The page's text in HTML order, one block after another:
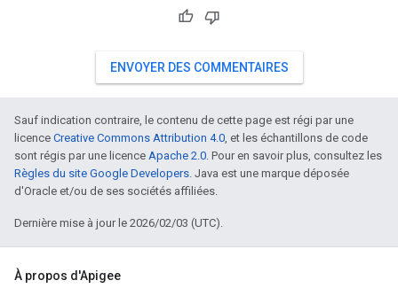
ENVOYER DES COMMENTAIRES
Sauf indication contraire, le contenu de cette page est régi par une
licence Creative Commons Attribution 4.0, et les échantillons de code
sont régis par une licence Apache 2.0. Pour en savoir plus, consultez les
Règles du site Google Developers. Java est une marque déposée
d'Oracle et/ou de ses sociétés affiliées.
Dernière mise à jour le 2026/02/03 (UTC).
À propos d'Apigee